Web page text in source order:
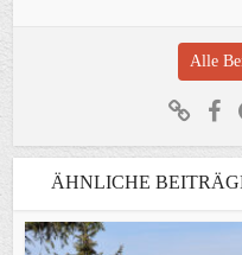
Alle
ÄHNLICHE